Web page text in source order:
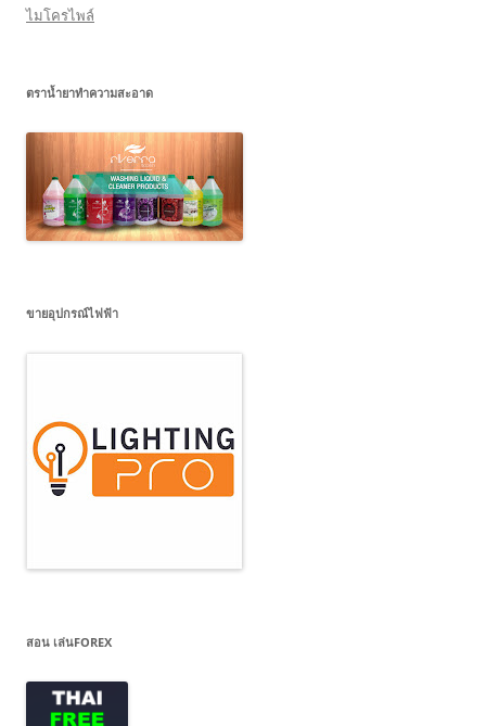
ไมโครไพล์
ตราน้ำยาทำความสะอาด
ขายอุปกรณ์ไฟฟ้า
สอน เล่นFOREX